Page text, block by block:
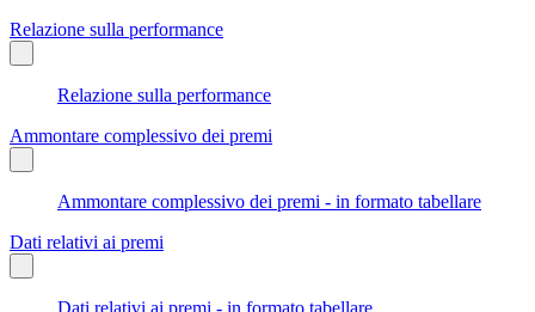
Relazione sulla performance
Relazione sulla performance
Ammontare complessivo dei premi
Ammontare complessivo dei premi - in formato tabellare
Dati relativi ai premi
Dati relativi ai premi - in formato tabellare